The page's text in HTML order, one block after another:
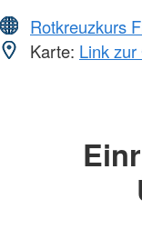
Rotkreuzkurs
Karte: Link